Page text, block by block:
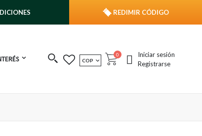
REDIMIR CÓDIGO
MONEDA
COP Cart
0 publicacionesIniciar sesión
Registrarse